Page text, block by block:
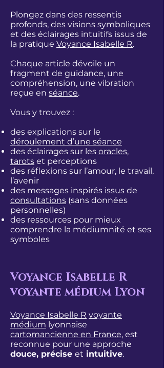
Plongez dans des ressentis
profonds, des visions symboliques
et des éclairages intuitifs issus de
la pratique Voyance Isabelle R.
Chaque article dévoile un
fragment de guidance, une
compréhension, une vibration
reçue en séance.
Vous y trouvez :
des explications sur le
déroulement d’une séance
des éclairages sur les oracles,
tarots et perceptions
des réflexions sur l’amour, le travail,
l’avenir
des messages inspirés issus de
consultations (sans données
personnelles)
des ressources pour mieux
comprendre la médiumnité et ses
symboles
Voyance Isabelle R
voyante médium Lyon
Voyance Isabelle R voyante
médium lyonnaise
cartomancienne en France, est
reconnue pour une approche
douce, précise et intuitive.